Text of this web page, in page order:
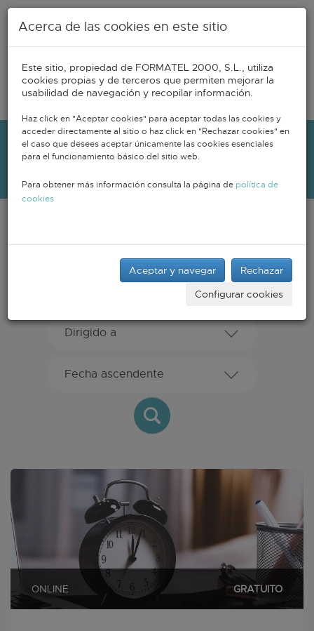
Pasar al contenido principal
CURSOS ONLINE
ONLINE GRATUITO
Acerca de las cookies en este sitio
Este sitio, propiedad de FORMATEL 2000, S.L., utiliza
cookies propias y de terceros que permiten mejorar la
usabilidad de navegación y recopilar información.
Haz click en "Aceptar cookies" para aceptar todas las cookies y
acceder directamente al sitio o haz click en "Rechazar cookies" en
el caso que desees aceptar únicamente las cookies esenciales
para el funcionamiento básico del sitio web.
Para obtener más información consulta la página de política de
cookies
Aceptar y navegar
Rechazar
Configurar cookies